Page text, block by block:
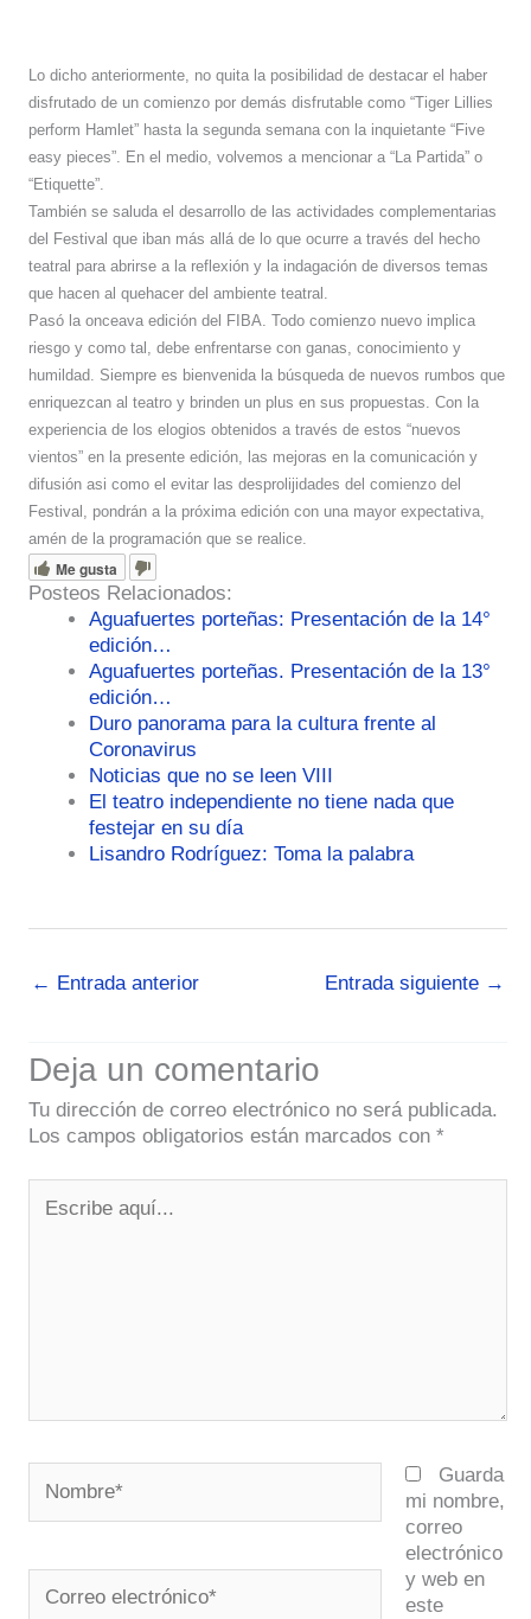
Lo dicho anteriormente, no quita la posibilidad de destacar el haber
disfrutado de un comienzo por demás disfrutable como “Tiger Lillies
perform Hamlet” hasta la segunda semana con la inquietante “Five
easy pieces”. En el medio, volvemos a mencionar a “La Partida” o
“Etiquette”.
También se saluda el desarrollo de las actividades complementarias
del Festival que iban más allá de lo que ocurre a través del hecho
teatral para abrirse a la reflexión y la indagación de diversos temas
que hacen al quehacer del ambiente teatral.
Pasó la onceava edición del FIBA. Todo comienzo nuevo implica
riesgo y como tal, debe enfrentarse con ganas, conocimiento y
humildad. Siempre es bienvenida la búsqueda de nuevos rumbos que
enriquezcan al teatro y brinden un plus en sus propuestas. Con la
experiencia de los elogios obtenidos a través de estos “nuevos
vientos” en la presente edición, las mejoras en la comunicación y
difusión asi como el evitar las desprolijidades del comienzo del
Festival, pondrán a la próxima edición con una mayor expectativa,
amén de la programación que se realice.
Me gusta
Posteos Relacionados:
Aguafuertes porteñas: Presentación de la 14°
edición…
Aguafuertes porteñas. Presentación de la 13°
edición…
Duro panorama para la cultura frente al
Coronavirus
Noticias que no se leen VIII
El teatro independiente no tiene nada que
festejar en su día
Lisandro Rodríguez: Toma la palabra
← Entrada anterior Entrada siguiente →
Deja un comentario
Tu dirección de correo electrónico no será publicada.
Los campos obligatorios están marcados con *
aquí...
electrónico*
Guarda
mi nombre,
correo
electrónico
y web en
este